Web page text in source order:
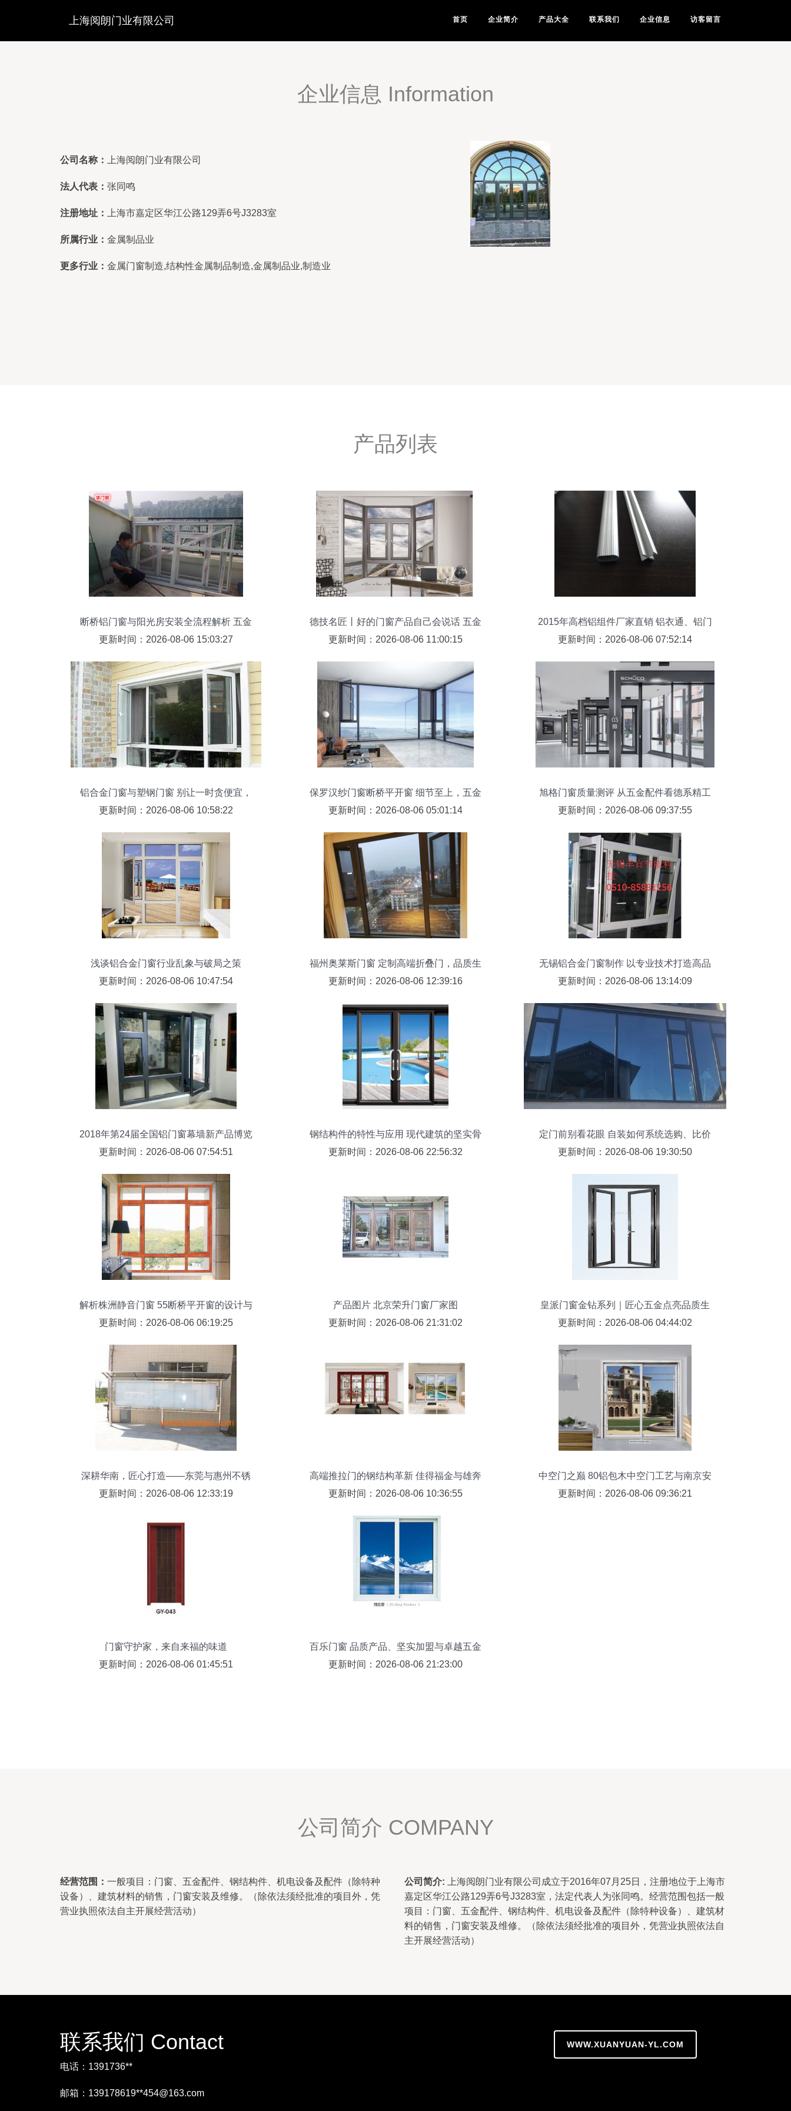
上海阅朗门业有限公司 首页 企业简介 产品大全 联系我们 企业信息 访客留言
企业信息 Information
公司名称： 上海阅朗门业有限公司
法人代表： 张同鸣
注册地址： 上海市嘉定区华江公路129弄6号J3283室
所属行业： 金属制品业
更多行业： 金属门窗制造,结构性金属制品制造,金属制品业,制造业
产品列表
断桥铝门窗与阳光房安装全流程解析 五金
配件彰显匠心
更新时间：2026-08-06 15:03:27
德技名匠丨好的门窗产品自己会说话 五金
配件的无声交响
更新时间：2026-08-06 11:00:15
2015年高档铝组件厂家直销 铝衣通、铝门
框、铝拉手、铝封边与钢结构件的优质选
更新时间：2026-08-06 07:52:14
铝合金门窗与塑钢门窗 别让一时贪便宜，
日后花大价钱补救
更新时间：2026-08-06 10:58:22
保罗汉纱门窗断桥平开窗 细节至上，五金
配件的精工之道
更新时间：2026-08-06 05:01:14
旭格门窗质量测评 从五金配件看德系精工
的靠谱度
更新时间：2026-08-06 09:37:55
浅谈铝合金门窗行业乱象与破局之策
更新时间：2026-08-06 10:47:54
福州奥莱斯门窗 定制高端折叠门，品质生
活的守护者
更新时间：2026-08-06 12:39:16
无锡铝合金门窗制作 以专业技术打造高品
质生活
更新时间：2026-08-06 13:14:09
2018年第24届全国铝门窗幕墙新产品博览
会——探索门窗创新与未来
更新时间：2026-08-06 07:54:51
钢结构件的特性与应用 现代建筑的坚实骨
骼
更新时间：2026-08-06 22:56:32
定门前别看花眼 自装如何系统选购、比价
与施工？
更新时间：2026-08-06 19:30:50
解析株洲静音门窗 55断桥平开窗的设计与
隔音优势
更新时间：2026-08-06 06:19:25
产品图片 北京荣升门窗厂家图
201711662625高清大图
更新时间：2026-08-06 21:31:02
皇派门窗金钻系列｜匠心五金点亮品质生
活
更新时间：2026-08-06 04:44:02
深耕华南，匠心打造——东莞与惠州不锈
钢制品与宣传栏、推车市场深度解析
更新时间：2026-08-06 12:33:19
高端推拉门的钢结构革新 佳得福金与雄奔
铝门厂的技术解析
更新时间：2026-08-06 10:36:55
中空门之巅 80铝包木中空门工艺与南京安
普门窗的品质路线
更新时间：2026-08-06 09:36:21
门窗守护家，来自来福的味道
更新时间：2026-08-06 01:45:51
百乐门窗 品质产品、坚实加盟与卓越五金
配件的全面解析
更新时间：2026-08-06 21:23:00
公司简介 COMPANY
经营范围： 一般项目：门窗、五金配件、钢结构件、机电设备及配件（除特种
设备）、建筑材料的销售，门窗安装及维修。（除依法须经批准的项目外，凭
营业执照依法自主开展经营活动）
公司简介: 上海阅朗门业有限公司成立于2016年07月25日，注册地位于上海市
嘉定区华江公路129弄6号J3283室，法定代表人为张同鸣。经营范围包括一般
项目：门窗、五金配件、钢结构件、机电设备及配件（除特种设备）、建筑材
料的销售，门窗安装及维修。（除依法须经批准的项目外，凭营业执照依法自
主开展经营活动）
联系我们 Contact
电话：1391736**
邮箱：139178619**454@163.com
WWW.XUANYUAN-YL.COM